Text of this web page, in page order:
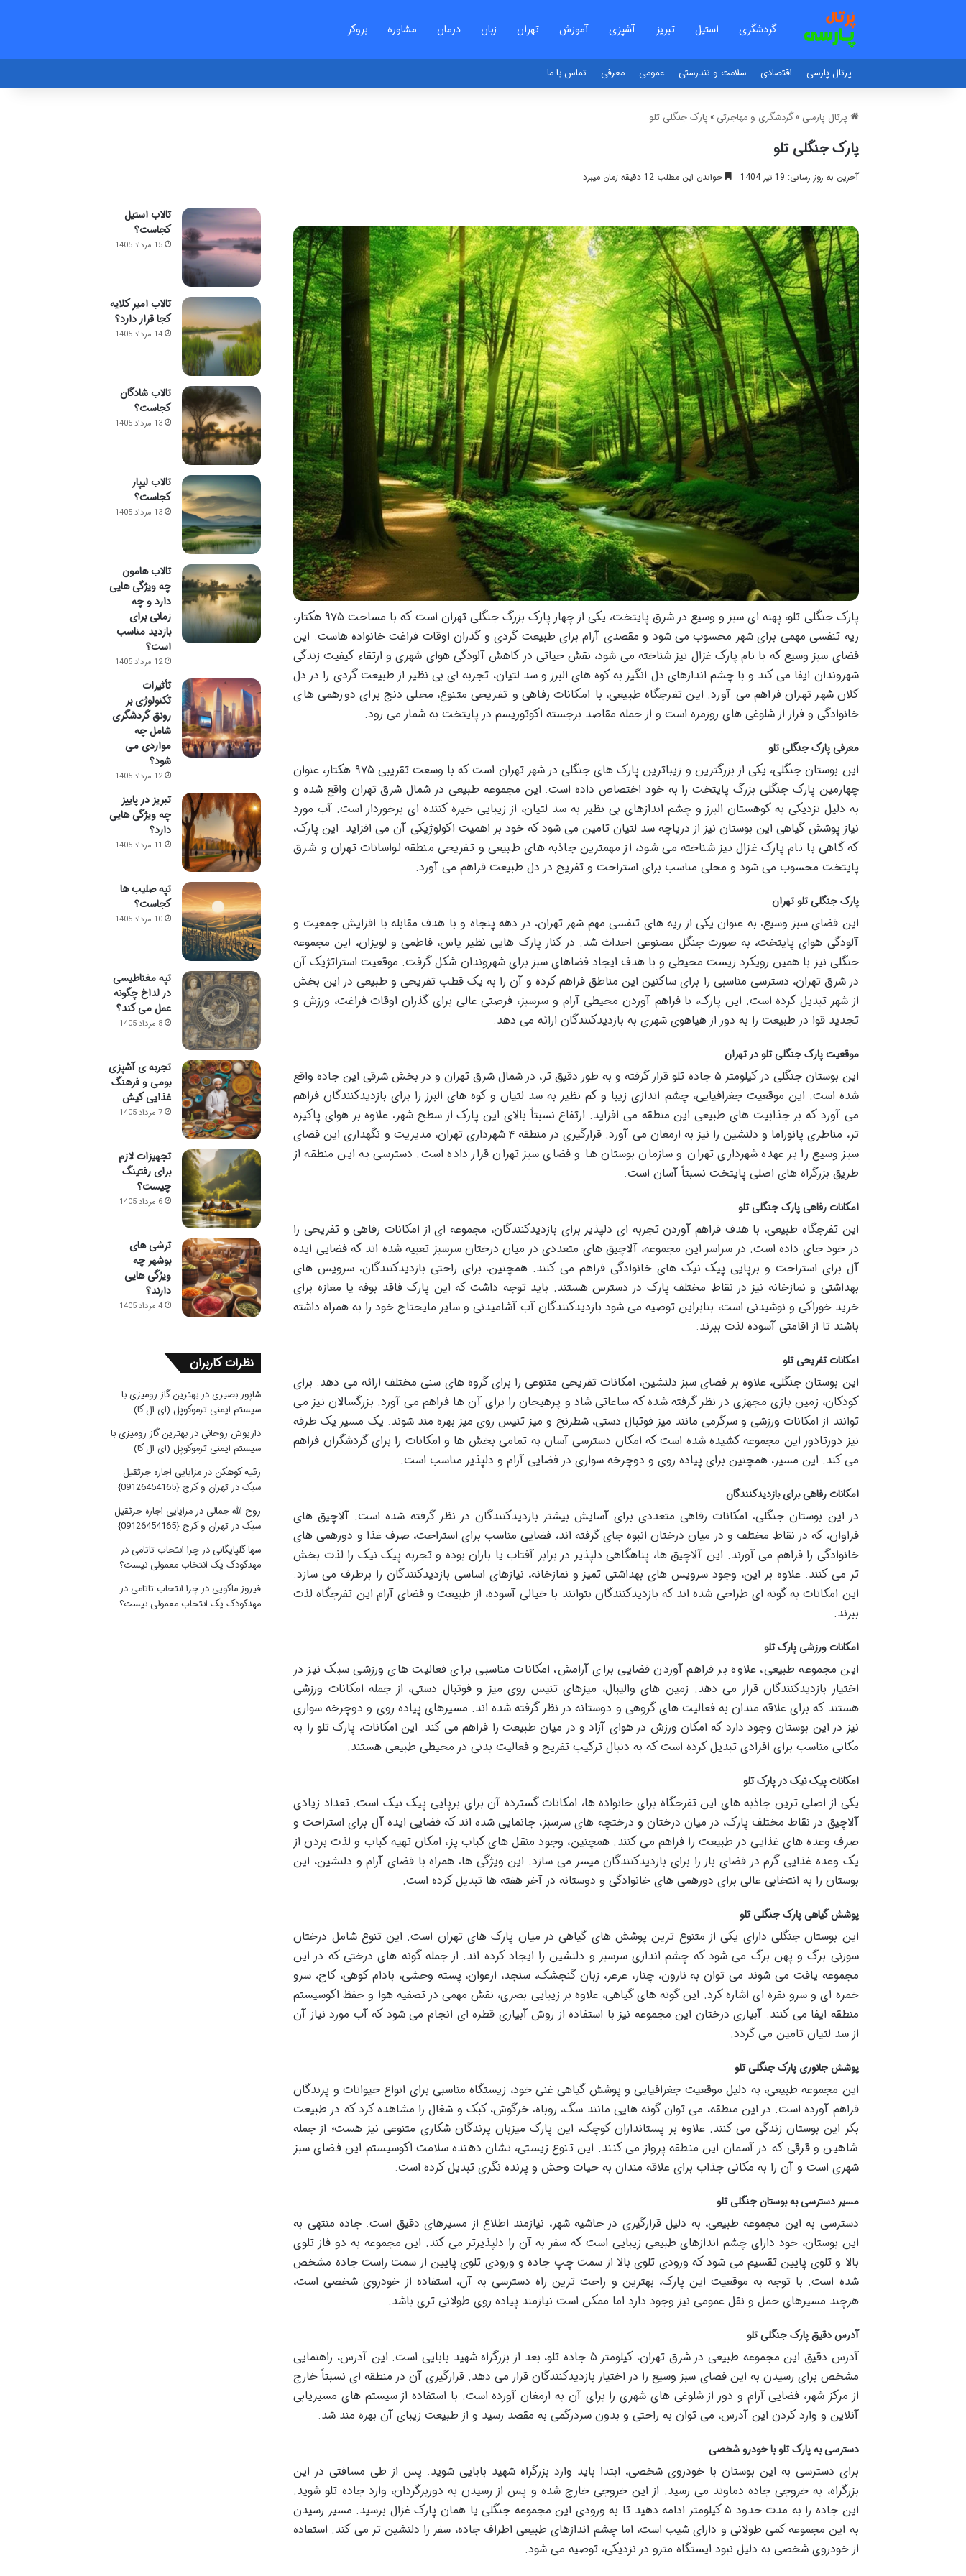
گردشگری استیل تبریز آشپزی آموزش تهران زبان درمان مشاوره بروکر
پرتال پارسی اقتصادی سلامت و تندرستی عمومی معرفی تماس با ما
پرتال پارسی » گردشگری و مهاجرتی » پارک جنگلی تلو
پارک جنگلی تلو
آخرین به روز رسانی: 19 تیر 1404 خواندن این مطلب 12 دقیقه زمان میبرد
پارک جنگلی تلو، پهنه ای سبز و وسیع در شرق پایتخت، یکی از چهار پارک بزرگ جنگلی تهران است که با مساحت ۹۷۵ هکتار،
ریه تنفسی مهمی برای شهر محسوب می شود و مقصدی آرام برای طبیعت گردی و گذران اوقات فراغت خانواده هاست. این
فضای سبز وسیع که با نام پارک غزال نیز شناخته می شود، نقش حیاتی در کاهش آلودگی هوای شهری و ارتقاء کیفیت زندگی
شهروندان ایفا می کند و با چشم اندازهای دل انگیز به کوه های البرز و سد لتیان، تجربه ای بی نظیر از طبیعت گردی را در دل
کلان شهر تهران فراهم می آورد. این تفرجگاه طبیعی، با امکانات رفاهی و تفریحی متنوع، محلی دنج برای دورهمی های
خانوادگی و فرار از شلوغی های روزمره است و از جمله مقاصد برجسته اکوتوریسم در پایتخت به شمار می رود.
معرفی پارک جنگلی تلو
این بوستان جنگلی، یکی از بزرگترین و زیباترین پارک های جنگلی در شهر تهران است که با وسعت تقریبی ۹۷۵ هکتار، عنوان
چهارمین پارک جنگلی بزرگ پایتخت را به خود اختصاص داده است. این مجموعه طبیعی در شمال شرق تهران واقع شده و
به دلیل نزدیکی به کوهستان البرز و چشم اندازهای بی نظیر به سد لتیان، از زیبایی خیره کننده ای برخوردار است. آب مورد
نیاز پوشش گیاهی این بوستان نیز از دریاچه سد لتیان تامین می شود که خود بر اهمیت اکولوژیکی آن می افزاید. این پارک،
که گاهی با نام پارک غزال نیز شناخته می شود، از مهمترین جاذبه های طبیعی و تفریحی منطقه لواسانات تهران و شرق
پایتخت محسوب می شود و محلی مناسب برای استراحت و تفریح در دل طبیعت فراهم می آورد.
پارک جنگلی تلو تهران
این فضای سبز وسیع، به عنوان یکی از ریه های تنفسی مهم شهر تهران، در دهه پنجاه و با هدف مقابله با افزایش جمعیت و
آلودگی هوای پایتخت، به صورت جنگل مصنوعی احداث شد. در کنار پارک هایی نظیر یاس، فاطمی و لویزان، این مجموعه
جنگلی نیز با همین رویکرد زیست محیطی و با هدف ایجاد فضاهای سبز برای شهروندان شکل گرفت. موقعیت استراتژیک آن
در شرق تهران، دسترسی مناسبی را برای ساکنین این مناطق فراهم کرده و آن را به یک قطب تفریحی و طبیعی در این بخش
از شهر تبدیل کرده است. این پارک، با فراهم آوردن محیطی آرام و سرسبز، فرصتی عالی برای گذران اوقات فراغت، ورزش و
تجدید قوا در طبیعت را به دور از هیاهوی شهری به بازدیدکنندگان ارائه می دهد.
موقعیت پارک جنگلی تلو در تهران
این بوستان جنگلی در کیلومتر ۵ جاده تلو قرار گرفته و به طور دقیق تر، در شمال شرق تهران و در بخش شرقی این جاده واقع
شده است. این موقعیت جغرافیایی، چشم اندازی زیبا و کم نظیر به سد لتیان و کوه های البرز را برای بازدیدکنندگان فراهم
می آورد که بر جذابیت های طبیعی این منطقه می افزاید. ارتفاع نسبتاً بالای این پارک از سطح شهر، علاوه بر هوای پاکیزه
تر، مناظری پانوراما و دلنشین را نیز به ارمغان می آورد. قرارگیری در منطقه ۴ شهرداری تهران، مدیریت و نگهداری این فضای
سبز وسیع را بر عهده شهرداری تهران و سازمان بوستان ها و فضای سبز تهران قرار داده است. دسترسی به این منطقه از
طریق بزرگراه های اصلی پایتخت نسبتاً آسان است.
امکانات رفاهی پارک جنگلی تلو
این تفرجگاه طبیعی، با هدف فراهم آوردن تجربه ای دلپذیر برای بازدیدکنندگان، مجموعه ای از امکانات رفاهی و تفریحی را
در خود جای داده است. در سراسر این مجموعه، آلاچیق های متعددی در میان درختان سرسبز تعبیه شده اند که فضایی ایده
آل برای استراحت و برپایی پیک نیک های خانوادگی فراهم می کنند. همچنین، برای راحتی بازدیدکنندگان، سرویس های
بهداشتی و نمازخانه نیز در نقاط مختلف پارک در دسترس هستند. باید توجه داشت که این پارک فاقد بوفه یا مغازه برای
خرید خوراکی و نوشیدنی است، بنابراین توصیه می شود بازدیدکنندگان آب آشامیدنی و سایر مایحتاج خود را به همراه داشته
باشند تا از اقامتی آسوده لذت ببرند.
امکانات تفریحی تلو
این بوستان جنگلی، علاوه بر فضای سبز دلنشین، امکانات تفریحی متنوعی را برای گروه های سنی مختلف ارائه می دهد. برای
کودکان، زمین بازی مجهزی در نظر گرفته شده که ساعاتی شاد و پرهیجان را برای آن ها فراهم می آورد. بزرگسالان نیز می
توانند از امکانات ورزشی و سرگرمی مانند میز فوتبال دستی، شطرنج و میز تنیس روی میز بهره مند شوند. یک مسیر یک طرفه
نیز دورتادور این مجموعه کشیده شده است که امکان دسترسی آسان به تمامی بخش ها و امکانات را برای گردشگران فراهم
می کند. این مسیر، همچنین برای پیاده روی و دوچرخه سواری در فضایی آرام و دلپذیر مناسب است.
امکانات رفاهی برای بازدیدکنندگان
در این بوستان جنگلی، امکانات رفاهی متعددی برای آسایش بیشتر بازدیدکنندگان در نظر گرفته شده است. آلاچیق های
فراوان، که در نقاط مختلف و در میان درختان انبوه جای گرفته اند، فضایی مناسب برای استراحت، صرف غذا و دورهمی های
خانوادگی را فراهم می آورند. این آلاچیق ها، پناهگاهی دلپذیر در برابر آفتاب یا باران بوده و تجربه پیک نیک را لذت بخش
تر می کنند. علاوه بر این، وجود سرویس های بهداشتی تمیز و نمازخانه، نیازهای اساسی بازدیدکنندگان را برطرف می سازد.
این امکانات به گونه ای طراحی شده اند که بازدیدکنندگان بتوانند با خیالی آسوده، از طبیعت و فضای آرام این تفرجگاه لذت
ببرند.
امکانات ورزشی پارک تلو
این مجموعه طبیعی، علاوه بر فراهم آوردن فضایی برای آرامش، امکانات مناسبی برای فعالیت های ورزشی سبک نیز در
اختیار بازدیدکنندگان قرار می دهد. زمین های والیبال، میزهای تنیس روی میز و فوتبال دستی، از جمله امکانات ورزشی
هستند که برای علاقه مندان به فعالیت های گروهی و دوستانه در نظر گرفته شده اند. مسیرهای پیاده روی و دوچرخه سواری
نیز در این بوستان وجود دارد که امکان ورزش در هوای آزاد و در میان طبیعت را فراهم می کند. این امکانات، پارک تلو را به
مکانی مناسب برای افرادی تبدیل کرده است که به دنبال ترکیب تفریح و فعالیت بدنی در محیطی طبیعی هستند.
امکانات پیک نیک در پارک تلو
یکی از اصلی ترین جاذبه های این تفرجگاه برای خانواده ها، امکانات گسترده آن برای برپایی پیک نیک است. تعداد زیادی
آلاچیق در نقاط مختلف پارک، در میان درختان و درختچه های سرسبز، جانمایی شده اند که فضایی ایده آل برای استراحت و
صرف وعده های غذایی در طبیعت را فراهم می کنند. همچنین، وجود منقل های کباب پز، امکان تهیه کباب و لذت بردن از
یک وعده غذایی گرم در فضای باز را برای بازدیدکنندگان میسر می سازد. این ویژگی ها، همراه با فضای آرام و دلنشین، این
بوستان را به انتخابی عالی برای دورهمی های خانوادگی و دوستانه در آخر هفته ها تبدیل کرده است.
پوشش گیاهی پارک جنگلی تلو
این بوستان جنگلی دارای یکی از متنوع ترین پوشش های گیاهی در میان پارک های تهران است. این تنوع شامل درختان
سوزنی برگ و پهن برگ می شود که چشم اندازی سرسبز و دلنشین را ایجاد کرده اند. از جمله گونه های درختی که در این
مجموعه یافت می شوند می توان به نارون، چنار، عرعر، زبان گنجشک، سنجد، ارغوان، پسته وحشی، بادام کوهی، کاج، سرو
خمره ای و سرو نقره ای اشاره کرد. این گونه های گیاهی، علاوه بر زیبایی بصری، نقش مهمی در تصفیه هوا و حفظ اکوسیستم
منطقه ایفا می کنند. آبیاری درختان این مجموعه نیز با استفاده از روش آبیاری قطره ای انجام می شود که آب مورد نیاز آن
از سد لتیان تامین می گردد.
پوشش جانوری پارک جنگلی تلو
این مجموعه طبیعی، به دلیل موقعیت جغرافیایی و پوشش گیاهی غنی خود، زیستگاه مناسبی برای انواع حیوانات و پرندگان
فراهم آورده است. در این منطقه، می توان گونه هایی مانند سگ، روباه، خرگوش، کبک و شغال را مشاهده کرد که در طبیعت
بکر این بوستان زندگی می کنند. علاوه بر پستانداران کوچک، این پارک میزبان پرندگان شکاری متنوعی نیز هست؛ از جمله
شاهین و قرقی که در آسمان این منطقه پرواز می کنند. این تنوع زیستی، نشان دهنده سلامت اکوسیستم این فضای سبز
شهری است و آن را به مکانی جذاب برای علاقه مندان به حیات وحش و پرنده نگری تبدیل کرده است.
مسیر دسترسی به بوستان جنگلی تلو
دسترسی به این مجموعه طبیعی، به دلیل قرارگیری در حاشیه شهر، نیازمند اطلاع از مسیرهای دقیق است. جاده منتهی به
این بوستان، خود دارای چشم اندازهای طبیعی زیبایی است که سفر به آن را دلپذیرتر می کند. این مجموعه به دو فاز تلوی
بالا و تلوی پایین تقسیم می شود که ورودی تلوی بالا از سمت چپ جاده و ورودی تلوی پایین از سمت راست جاده مشخص
شده است. با توجه به موقعیت این پارک، بهترین و راحت ترین راه دسترسی به آن، استفاده از خودروی شخصی است،
هرچند مسیرهای حمل و نقل عمومی نیز وجود دارد اما ممکن است نیازمند پیاده روی طولانی تری باشد.
آدرس دقیق پارک جنگلی تلو
آدرس دقیق این مجموعه طبیعی در شرق تهران، کیلومتر ۵ جاده تلو، بعد از بزرگراه شهید بابایی است. این آدرس، راهنمایی
مشخص برای رسیدن به این فضای سبز وسیع را در اختیار بازدیدکنندگان قرار می دهد. قرارگیری آن در منطقه ای نسبتاً خارج
از مرکز شهر، فضایی آرام و دور از شلوغی های شهری را برای آن به ارمغان آورده است. با استفاده از سیستم های مسیریابی
آنلاین و وارد کردن این آدرس، می توان به راحتی و بدون سردرگمی به مقصد رسید و از طبیعت زیبای آن بهره مند شد.
دسترسی به پارک تلو با خودرو شخصی
برای دسترسی به این بوستان با خودروی شخصی، ابتدا باید وارد بزرگراه شهید بابایی شوید. پس از طی مسافتی در این
بزرگراه، به خروجی جاده دماوند می رسید. از این خروجی خارج شده و پس از رسیدن به دوربرگردان، وارد جاده تلو شوید.
این جاده را به مدت حدود ۵ کیلومتر ادامه دهید تا به ورودی این مجموعه جنگلی یا همان پارک غزال برسید. مسیر رسیدن
به این مجموعه کمی طولانی و دارای شیب است، اما چشم اندازهای طبیعی اطراف جاده، سفر را دلنشین تر می کند. استفاده
از خودروی شخصی به دلیل نبود ایستگاه مترو در نزدیکی، توصیه می شود.
تالاب استیل
کجاست؟
15 مرداد 1405
تالاب امیر کلایه
کجا قرار دارد؟
14 مرداد 1405
تالاب شادگان
کجاست؟
13 مرداد 1405
تالاب لیپار
کجاست؟
13 مرداد 1405
تالاب هامون
چه ویژگی هایی
دارد و چه
زمانی برای
بازدید مناسب
است؟
12 مرداد 1405
تأثیرات
تکنولوژی بر
رونق گردشگری
شامل چه
مواردی می
شود؟
12 مرداد 1405
تبریز در پاییز
چه ویژگی هایی
دارد؟
11 مرداد 1405
تپه صلیب ها
کجاست؟
10 مرداد 1405
تپه مغناطیسی
در لداخ چگونه
عمل می کند؟
8 مرداد 1405
تجربه ی آشپزی
بومی و فرهنگ
غذایی کیش
7 مرداد 1405
تجهیزات لازم
برای رفتینگ
چیست؟
6 مرداد 1405
ترشی های
بوشهر چه
ویژگی هایی
دارند؟
4 مرداد 1405
نظرات کاربران
شاپور بصیریدر بهترین گاز رومیزی با
سیستم ایمنی ترموکوپل (ای ال کا)
داریوش روحانی در بهترین گاز رومیزی با
سیستم ایمنی ترموکوپل (ای ال کا)
رقیه کوهکن در مزایایی اجاره جرثقیل
سبک در تهران و کرج {09126454165}
روح الله جمالی در مزایایی اجاره جرثقیل
سبک در تهران و کرج {09126454165}
سها گلپایگانی در چرا انتخاب تاتامی در
مهدکودک یک انتخاب معمولی نیست؟
فیروز ماکویی در چرا انتخاب تاتامی در
مهدکودک یک انتخاب معمولی نیست؟